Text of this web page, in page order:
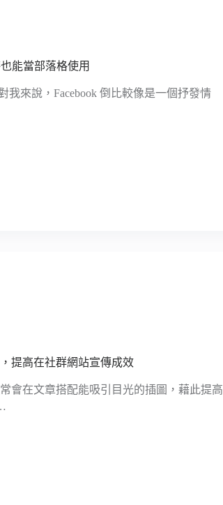
能當部落格使用
我來說，Facebook 倒比較像是一個抒發情
提高在社群網站宣傳成效
會在文章搭配能吸引目光的插圖，藉此提高